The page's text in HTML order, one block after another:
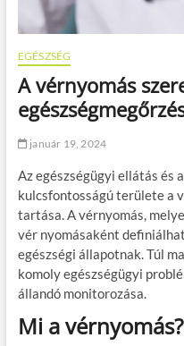
EGÉSZSÉG
A vérnyomás
január 19, 2024
Az egészségügyi ellátás és
kulcsfontosságú területe a
tartása. A vérnyomás,
vér nyomásaként
egészségi állapotnak. Túl
komoly egészségügyi
állandó monitorozása.
Mi a vérnyomás?